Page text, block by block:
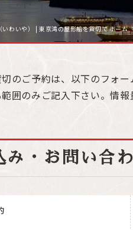
いわいや） | 東京湾の屋形船を貸切で ホーム
のご予約は、以下のフォ
囲のみご記入下さい。情
み・お問い合